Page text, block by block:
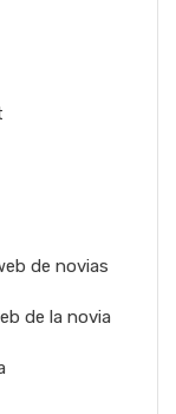
de novias
de la novia